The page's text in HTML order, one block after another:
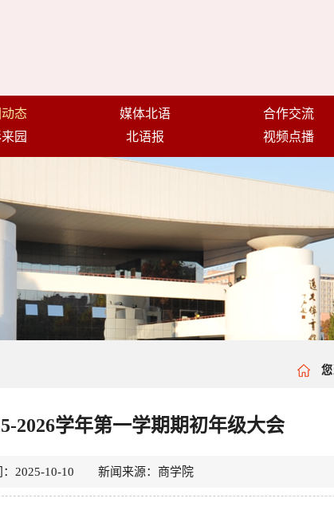
态 媒体北语 合作交流
园 北语报 视频点播
您
2026学年第一学期期初年级大会
：2025-10-10 新闻来源：商学院